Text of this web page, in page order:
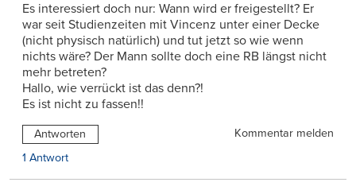
Es interessiert doch nur: Wann wird er freigestellt? Er
war seit Studienzeiten mit Vincenz unter einer Decke
(nicht physisch natürlich) und tut jetzt so wie wenn
nichts wäre? Der Mann sollte doch eine RB längst nicht
mehr betreten?
Hallo, wie verrückt ist das denn?!
Es ist nicht zu fassen!!
Antworten
Kommentar melden
1 Antwort